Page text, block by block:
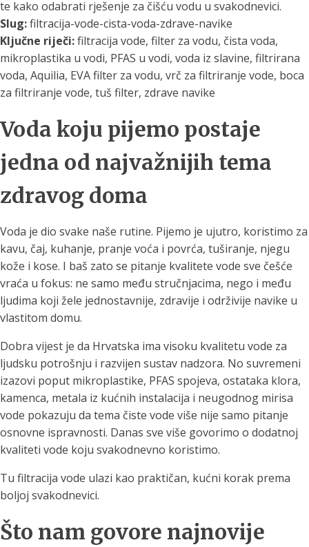
te kako odabrati rješenje za čišću vodu u svakodnevici.
Slug:filtracija-vode-cista-voda-zdrave-navike
Ključne riječi:filtracija vode, filter za vodu, čista voda,
mikroplastika u vodi, PFAS u vodi, voda iz slavine, filtrirana
voda, Aquilia, EVA filter za vodu, vrč za filtriranje vode, boca
za filtriranje vode, tuš filter, zdrave navike
Voda koju pijemo postaje
jedna od najvažnijih tema
zdravog doma
Voda je dio svake naše rutine. Pijemo je ujutro, koristimo za
kavu, čaj, kuhanje, pranje voća i povrća, tuširanje, njegu
kože i kose. I baš zato se pitanje kvalitete vode sve češće
vraća u fokus: ne samo među stručnjacima, nego i među
ljudima koji žele jednostavnije, zdravije i održivije navike u
vlastitom domu.
Dobra vijest je da Hrvatska ima visoku kvalitetu vode za
ljudsku potrošnju i razvijen sustav nadzora. No suvremeni
izazovi poput mikroplastike, PFAS spojeva, ostataka klora,
kamenca, metala iz kućnih instalacija i neugodnog mirisa
vode pokazuju da tema čiste vode više nije samo pitanje
osnovne ispravnosti. Danas sve više govorimo o dodatnoj
kvaliteti vode koju svakodnevno koristimo.
Tu filtracija vode ulazi kao praktičan, kućni korak prema
boljoj svakodnevici.
Što nam govore najnovije